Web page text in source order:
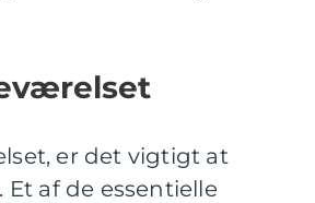
er det vigtigt at
af de essentielle